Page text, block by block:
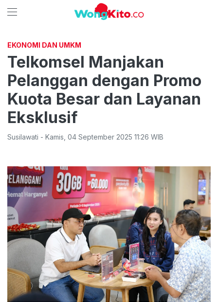
EKONOMI DAN UMKM
Telkomsel Manjakan
Pelanggan dengan Promo
Kuota Besar dan Layanan
Eksklusif
Susilawati - Kamis 04 September 2025 11:26 WIB